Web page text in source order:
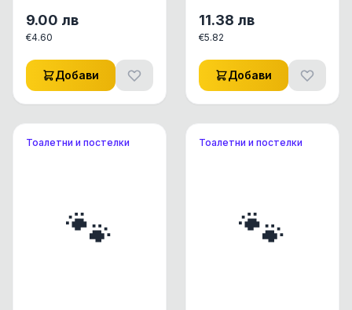
КОТЕ КУПИЧКИ/WC
СЪДОВЕ 1бр
9.00 лв
€4.60
Добави
СЪДОВЕ 1бр
11.38 лв
€5.82
Добави
Тоалетни и постелки
🐾
Тоалетни и постелки
🐾